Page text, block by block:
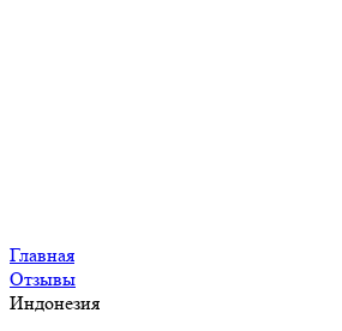
Главная
Отзывы
Индонезия